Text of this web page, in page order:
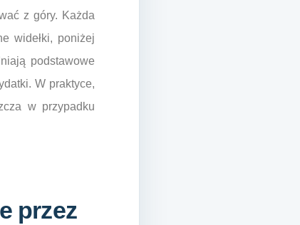
z góry. Każda
widełki, poniżej
podstawowe
W praktyce,
w przypadku
przez